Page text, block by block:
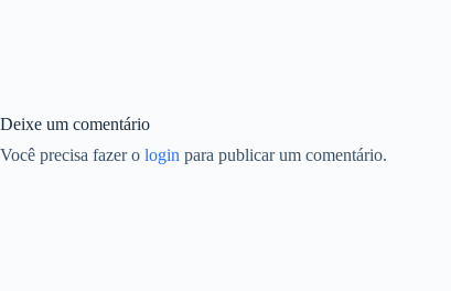
Deixe um comentário
Você precisa fazer o login para publicar um comentário.